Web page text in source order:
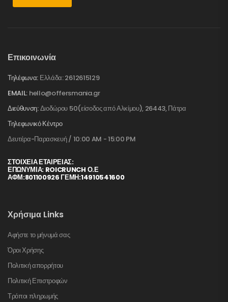
Επικοινωνία
Τηλέφωνα: Ελλάδα: 2612615129
EMAIL: hello@offersmania.gr
Διεύθυνση:Διοδώρου 50(είσοδος από Αλκίμου), 26443, Πάτρα
Τηλεφωνικό Κέντρο
Δευτέρα-Παρασκευή / 10:00 AM - 15:00 PM
ΣΤΟΙΧΕΊΑ ΕΤΑΙΡΕΊΑΣ:
ΕΠΩΝΥΜΙΑ: ROICRUNCH Ο.Ε
ΑΦΜ:801100926 ΓΕΜΗ:14910541600
Χρήσιμα Links
Αφήστε το μήνυμά σας
Όροι Χρήσης
Πολιτική απορρήτου
Πολιτική Επιστροφών
Τρόποι πληρωμής